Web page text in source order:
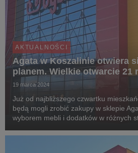
AKTUALNOŚCI
Agata w Koszalinie otwiera
planem. Wielkie otwarcie 21
19 marca 2024
Już od najbliższego czwartku
będą mogli zrobić zakupy w sklepie
wyborem mebli i dodatków w różnych
oferuje dla klientów specjalne